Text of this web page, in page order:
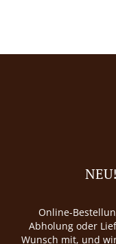
Online-
Abholung oder
Wunsch mit, und